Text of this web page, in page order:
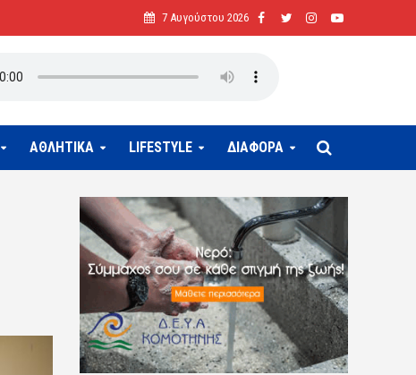
7 Αυγούστου 2026
ΑΘΛΗΤΙΚΑ LIFESTYLE ΔΙΑΦΟΡΑ